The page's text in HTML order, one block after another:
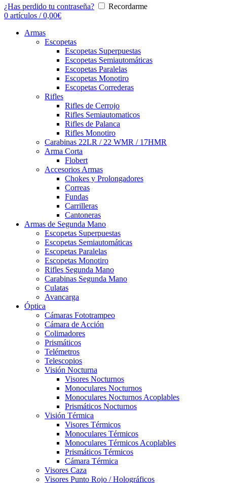
¿Has perdido tu contraseña?
Recordarme
0 artículos / 0,00€
Armas
Escopetas
Escopetas Superpuestas
Escopetas Semiautomáticas
Escopetas Paralelas
Escopetas Monotiro
Escopetas Correderas
Rifles
Rifles de Cerrojo
Rifles Semiautomaticos
Rifles de Palanca
Rifles Monotiro
Carabinas 22LR / 22 WMR / 17HMR
Arma Corta
Flobert
Accesorios Armas
Chokes y Prolongadores
Correas
Fundas
Carrilleras
Cantoneras
Armas de Segunda Mano
Escopetas Superpuestas
Escopetas Semiautomáticas
Escopetas Paralelas
Escopetas Monotiro
Rifles Segunda Mano
Carabinas Segunda Mano
Culatas
Avancarga
Óptica
Cámaras Fototrampeo
Cámara de Acción
Colimadores
Prismáticos
Telémetros
Telescopios
Visión Nocturna
Visores Nocturnos
Monoculares Nocturnos
Monoculares Nocturnos Acoplables
Prismáticos Nocturnos
Visión Térmica
Visores Térmicos
Monoculares Térmicos
Monoculares Térmicos Acoplables
Prismáticos Térmicos
Cámara Térmica
Visores Caza
Visores Punto Rojo / Holográficos